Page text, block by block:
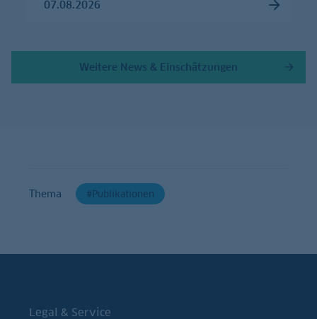
07.08.2026
Weitere News & Einschätzungen
Thema Publikationen
Legal & Service